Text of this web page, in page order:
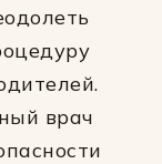
врач